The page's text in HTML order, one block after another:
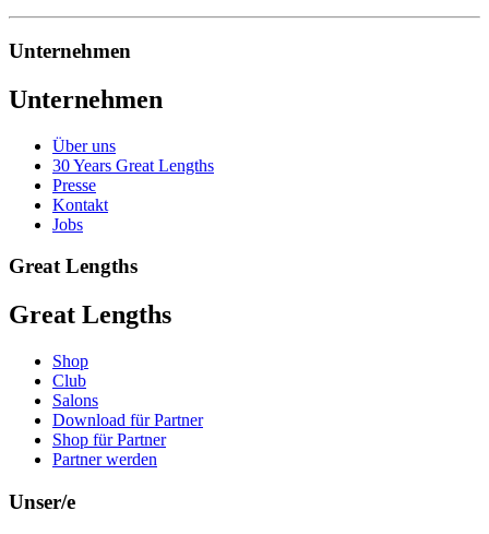
Unternehmen
Unternehmen
Über uns
30 Years Great Lengths
Presse
Kontakt
Jobs
Great Lengths
Great Lengths
Shop
Club
Salons
Download für Partner
Shop für Partner
Partner werden
Unser/e